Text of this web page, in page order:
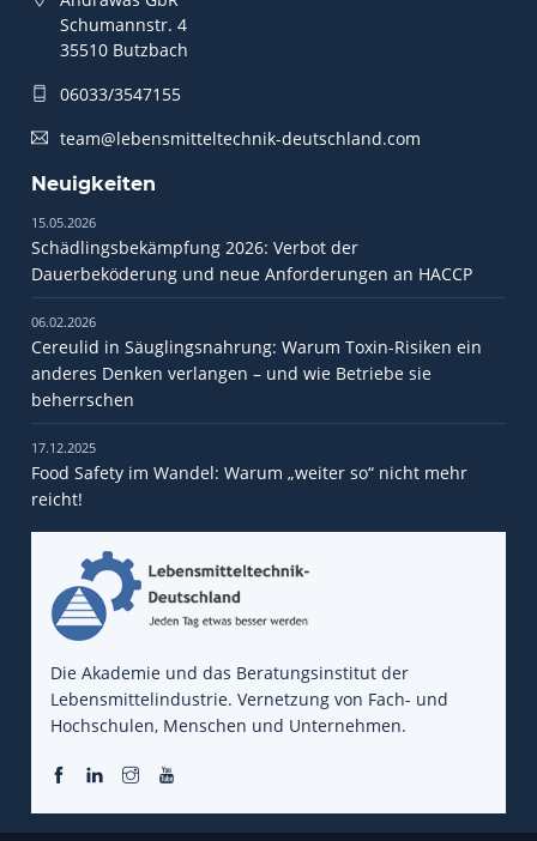
Schumannstr. 4
35510 Butzbach
06033/3547155
team@lebensmitteltechnik-deutschland.com
Neuigkeiten
15.05.2026
Schädlingsbekämpfung 2026: Verbot der
Dauerbeköderung und neue Anforderungen an HACCP
06.02.2026
Cereulid in Säuglingsnahrung: Warum Toxin-Risiken ein
anderes Denken verlangen – und wie Betriebe sie
beherrschen
17.12.2025
Food Safety im Wandel: Warum „weiter so“ nicht mehr
reicht!
Die Akademie und das Beratungsinstitut der
Lebensmittelindustrie. Vernetzung von Fach- und
Hochschulen, Menschen und Unternehmen.